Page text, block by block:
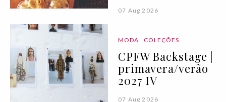
07 Aug 2026
MODA COLEÇÕES
CPFW Backstage |
primavera/verão
2027 IV
07 Aug 2026